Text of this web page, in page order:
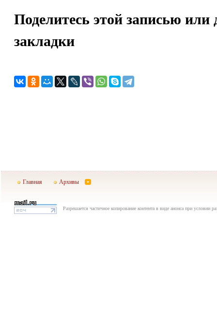
Поделитесь этой записью или
закладки
Главная Архивы
Разрешается частичное копирование контента в виде анонса при условии